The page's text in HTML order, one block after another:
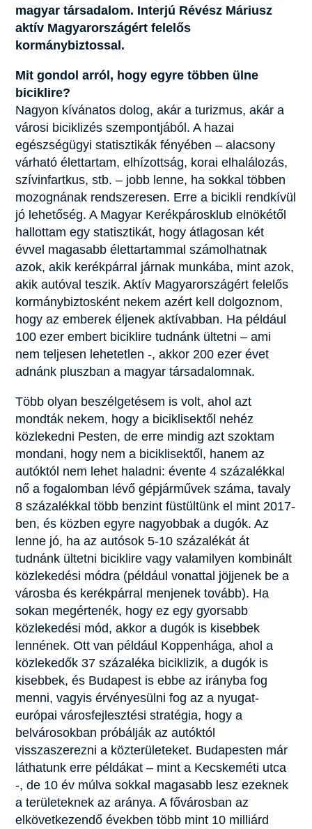
magyar társadalom. Interjú Révész Máriusz
aktív Magyarországért felelős
kormánybiztossal.
Mit gondol arról, hogy egyre többen ülne
biciklire?
Nagyon kívánatos dolog, akár a turizmus, akár a
városi biciklizés szempontjából. A hazai
egészségügyi statisztikák fényében – alacsony
várható élettartam, elhízottság, korai elhalálozás,
szívinfartkus, stb. – jobb lenne, ha sokkal többen
mozognának rendszeresen. Erre a bicikli rendkívül
jó lehetőség. A Magyar Kerékpárosklub elnökétől
hallottam egy statisztikát, hogy átlagosan két
évvel magasabb élettartammal számolhatnak
azok, akik kerékpárral járnak munkába, mint azok,
akik autóval teszik. Aktív Magyarországért felelős
kormánybiztosként nekem azért kell dolgoznom,
hogy az emberek éljenek aktívabban. Ha például
100 ezer embert biciklire tudnánk ültetni – ami
nem teljesen lehetetlen -, akkor 200 ezer évet
adnánk pluszban a magyar társadalomnak.
Több olyan beszélgetésem is volt, ahol azt
mondták nekem, hogy a biciklisektől nehéz
közlekedni Pesten, de erre mindig azt szoktam
mondani, hogy nem a biciklisektől, hanem az
autóktól nem lehet haladni: évente 4 százalékkal
nő a fogalomban lévő gépjárművek száma, tavaly
8 százalékkal több benzint füstültünk el mint 2017-
ben, és közben egyre nagyobbak a dugók. Az
lenne jó, ha az autósok 5-10 százalékát át
tudnánk ültetni biciklire vagy valamilyen kombinált
közlekedési módra (például vonattal jöjjenek be a
városba és kerékpárral menjenek tovább). Ha
sokan megértenék, hogy ez egy gyorsabb
közlekedési mód, akkor a dugók is kisebbek
lennének. Ott van például Koppenhága, ahol a
közlekedők 37 százaléka biciklizik, a dugók is
kisebbek, és Budapest is ebbe az irányba fog
menni, vagyis érvényesülni fog az a nyugat-
európai városfejlesztési stratégia, hogy a
belvárosokban próbálják az autóktól
visszaszerezni a közterületeket. Budapesten már
láthatunk erre példákat – mint a Kecskeméti utca
-, de 10 év múlva sokkal magasabb lesz ezeknek
a területeknek az aránya. A fővárosban az
elkövetkezendő években több mint 10 milliárd